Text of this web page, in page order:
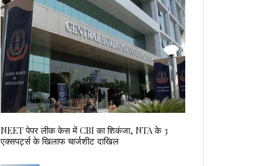
NEET पेपर लीक केस में CBI का शिकंजा, NTA के 3
एक्सपर्ट्स के खिलाफ चार्जशीट दाखिल